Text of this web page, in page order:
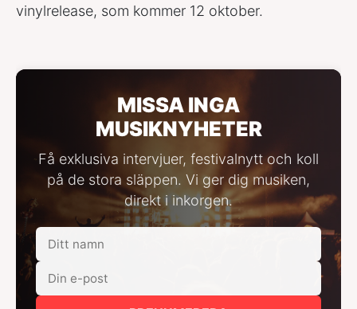
vinylrelease, som kommer 12 oktober.
MISSA INGA
MUSIKNYHETER
Få exklusiva intervjuer, festivalnytt och koll
på de stora släppen. Vi ger dig musiken,
direkt i inkorgen.